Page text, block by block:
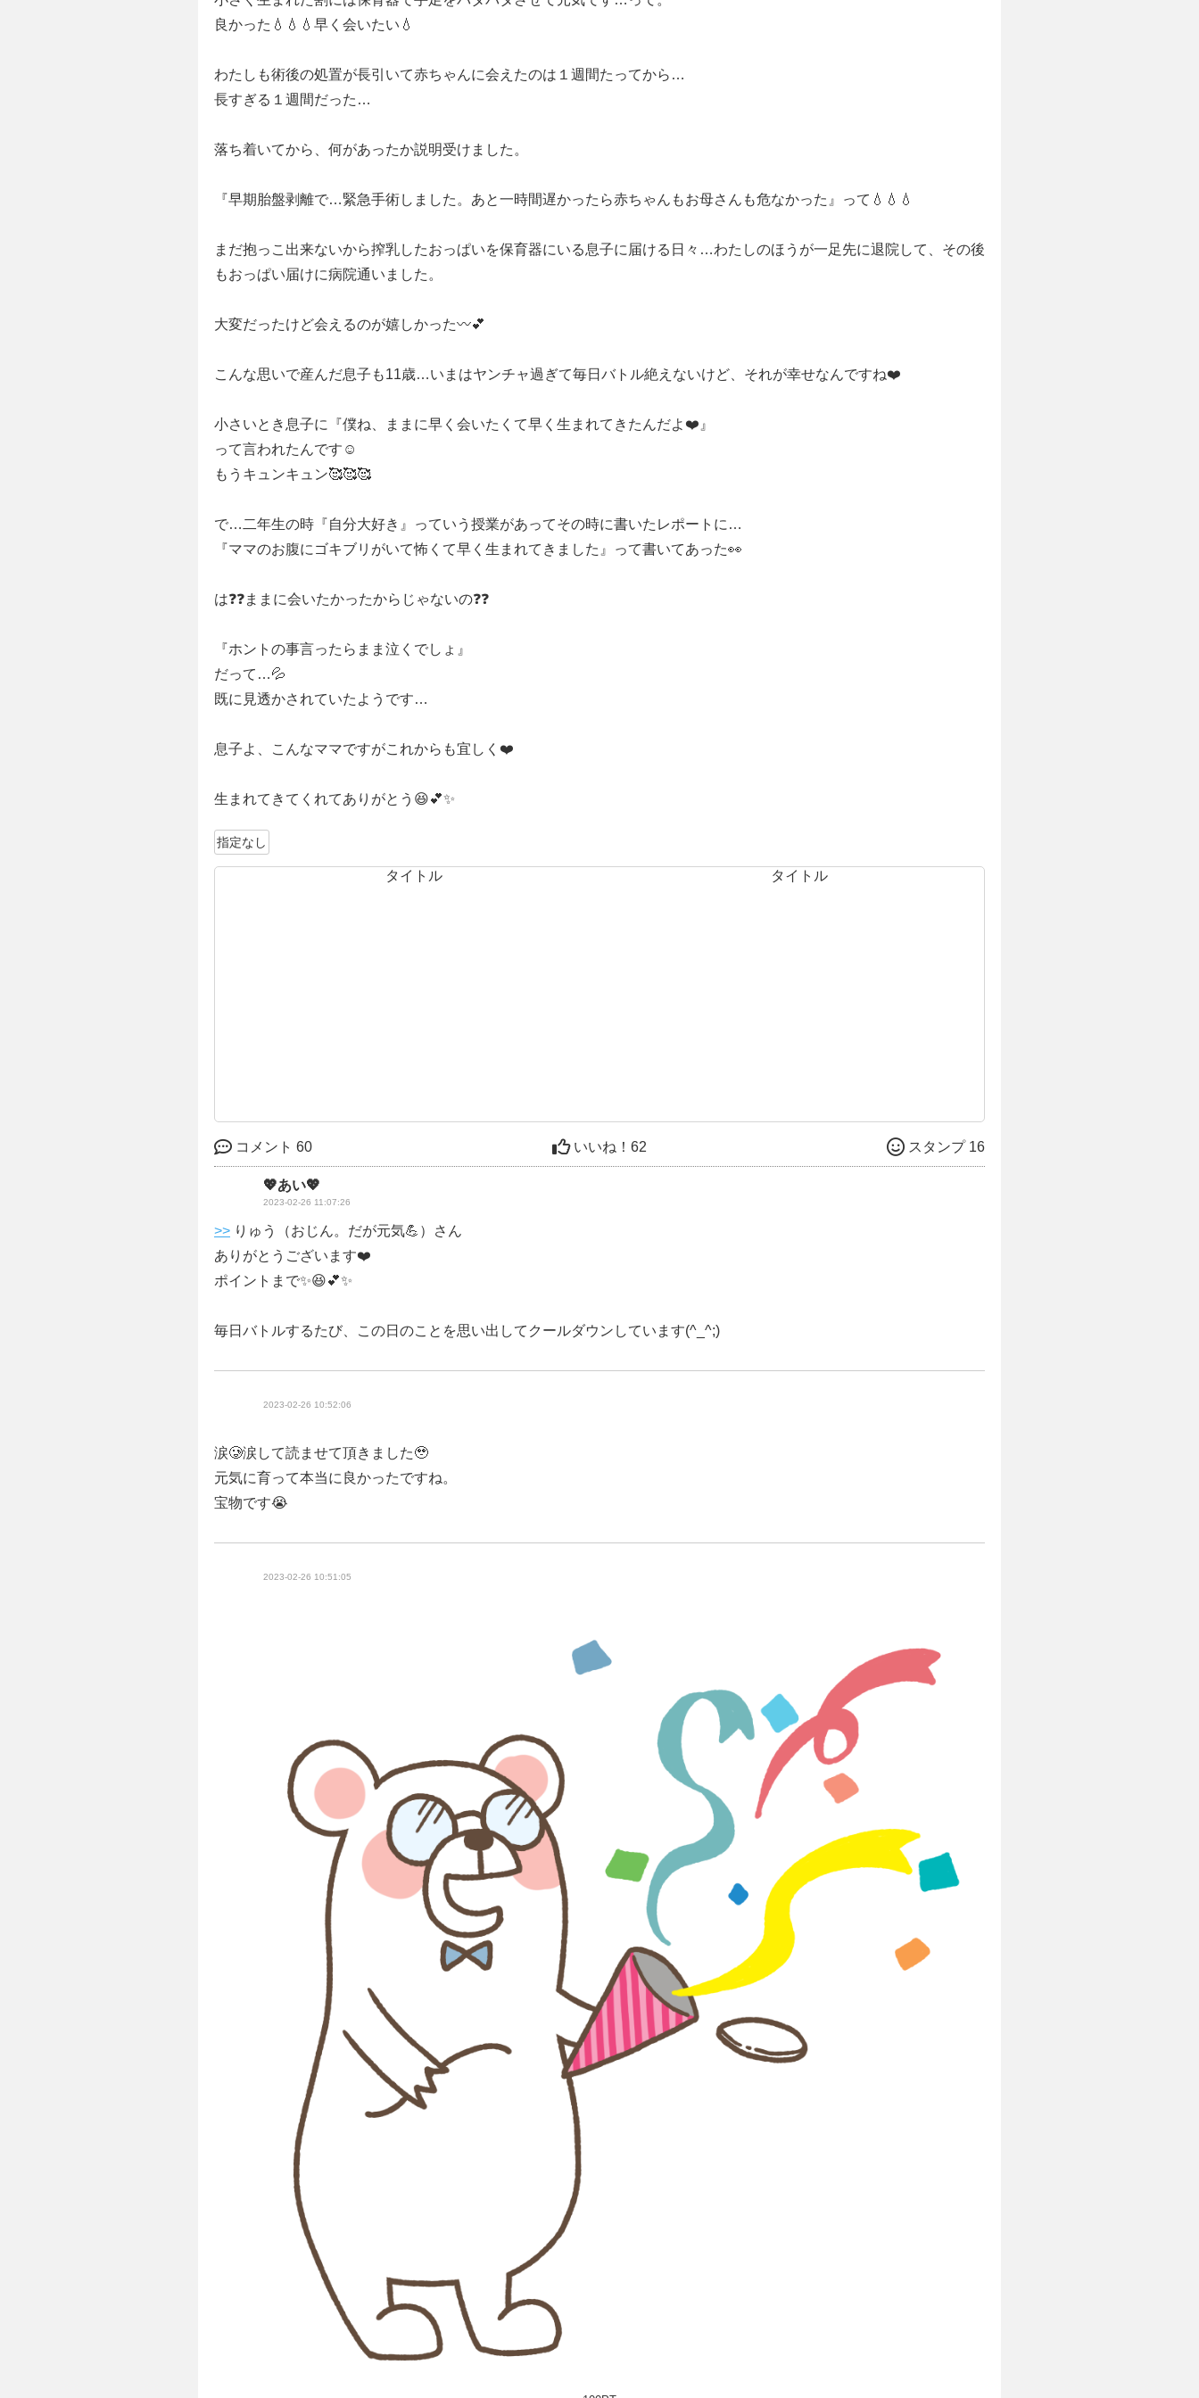
良かった💧💧💧早く会いたい💧
わたしも術後の処置が長引いて赤ちゃんに会えたのは１週間たってから…
長すぎる１週間だった…
落ち着いてから、何があったか説明受けました。
『早期胎盤剥離で…緊急手術しました。あと一時間遅かったら赤ちゃんもお母さんも危なかった』って💧💧💧
まだ抱っこ出来ないから搾乳したおっぱいを保育器にいる息子に届ける日々…わたしのほうが一足先に退院して、その後
もおっぱい届けに病院通いました。
大変だったけど会えるのが嬉しかった〰️💕
こんな思いで産んだ息子も11歳…いまはヤンチャ過ぎて毎日バトル絶えないけど、それが幸せなんですね❤️
小さいとき息子に『僕ね、ままに早く会いたくて早く生まれてきたんだよ❤️』
って言われたんです☺️
もうキュンキュン🥰🥰🥰
で…二年生の時『自分大好き』っていう授業があってその時に書いたレポートに…
『ママのお腹にゴキブリがいて怖くて早く生まれてきました』って書いてあった👀
は❓❓ままに会いたかったからじゃないの❓❓
『ホントの事言ったらまま泣くでしょ』
だって…💦
既に見透かされていたようです…
息子よ、こんなママですがこれからも宜しく❤️
生まれてきてくれてありがとう😆💕✨
指定なし
コメント 60 いいね！ 62 スタンプ 16
💖あい💖
2023-02-26 11:07:26
>> りゅう（おじん。だが元気💪）さん
ありがとうございます❤️
ポイントまで✨😆💕✨
毎日バトルするたび、この日のことを思い出してクールダウンしています(^_^;)
2023-02-26 10:52:06
涙🥲涙して読ませて頂きました🥹
元気に育って本当に良かったですね。
宝物です😭
2023-02-26 10:51:05